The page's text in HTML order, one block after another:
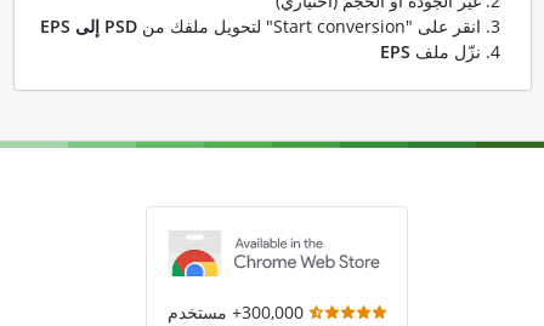
انقر على "Start conversion" لتحويل ملفك من
PSD إلى EPS
نزّل ملف EPS
300,000+ مستخدم